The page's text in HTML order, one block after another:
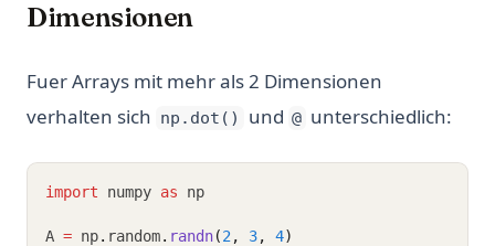
Dimensionen
Fuer Arrays mit mehr als 2 Dimensionen
verhalten sich np.dot() und @ unterschiedlich:
import numpy as np
A = np. random. randn(2 , 3, 4)